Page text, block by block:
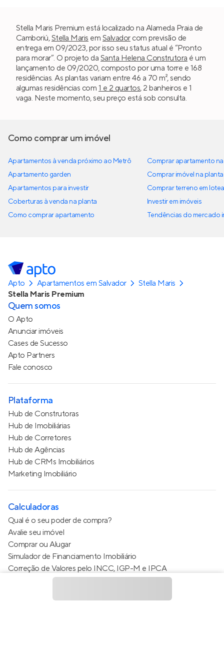
Stella Maris Premium está localizado na Alameda Praia de
Camboriú,Stella Maris em Salvador com previsão de
entrega em 09/2023, por isso seu status atual é “Pronto
para morar”. O projeto da Santa Helena Construtora é um
lançamento de 09/2020, composto por uma torre e 168
residências. As plantas variam entre 46 a 70 m², sendo
algumas residências com 1 e 2 quartos, 2 banheiros e 1
vaga. Neste momento, seu preço está sob consulta.
Como comprar um imóvel
Apartamentos à venda próximo ao Metrô
Apartamento garden
Apartamentos para investir
Coberturas à venda na planta
Como comprar apartamento
Comprar apartamento
Comprar imóvel na planta
Comprar terreno em
Investir em imóveis
Tendências do mercado
Apto Apartamentos em Salvador
Stella Maris
Stella Maris Premium
Quem somos
O Apto
Anunciar imóveis
Cases de Sucesso
Apto Partners
Fale conosco
Plataforma
Hub de Construtoras
Hub de Imobiliárias
Hub de Corretores
Hub de Agências
Hub de CRMs Imobiliários
Marketing Imobiliário
Calculadoras
Qual é o seu poder de compra?
Avalie seu imóvel
Comprar ou Alugar
Simulador de Financiamento Imobiliário
Correção de Valores pelo INCC, IGP-M e IPCA
Estimativa de valor do condomínio